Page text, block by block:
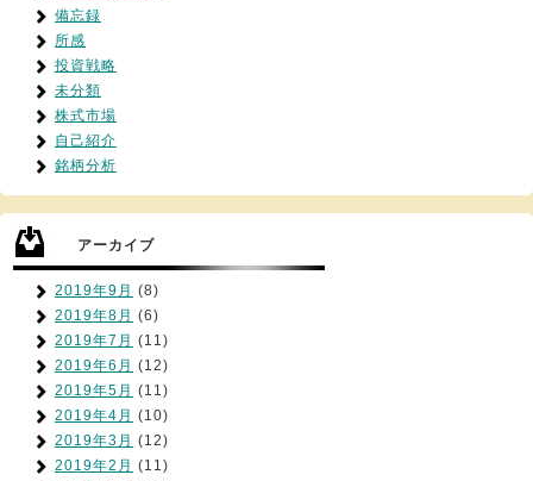
備忘録
所感
投資戦略
未分類
株式市場
自己紹介
銘柄分析
アーカイブ
2019年9月 (8)
2019年8月 (6)
2019年7月 (11)
2019年6月 (12)
2019年5月 (11)
2019年4月 (10)
2019年3月 (12)
2019年2月 (11)